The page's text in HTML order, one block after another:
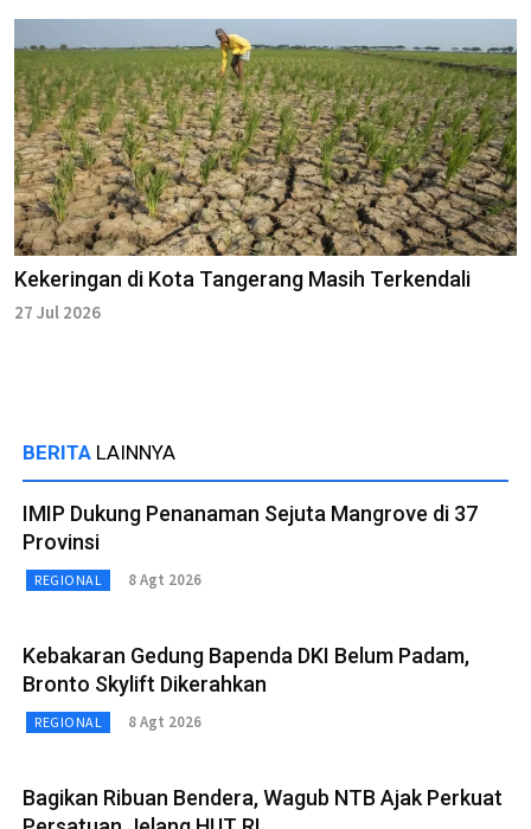
Kekeringan di Kota Tangerang Masih Terkendali
27 Jul 2026
BERITA LAINNYA
IMIP Dukung Penanaman Sejuta Mangrove di 37
Provinsi
REGIONAL 8 Agt 2026
Kebakaran Gedung Bapenda DKI Belum Padam,
Bronto Skylift Dikerahkan
REGIONAL 8 Agt 2026
Bagikan Ribuan Bendera, Wagub NTB Ajak Perkuat